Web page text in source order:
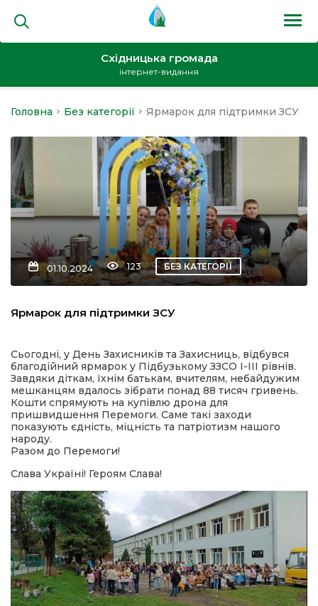
Східницька громада
інтернет-видання
Головна Без категорії Ярмарок для підтримки ЗСУ
01.10.2024 123 БЕЗ КАТЕГОРІЇ
Ярмарок для підтримки ЗСУ
Сьогодні, у День Захисників та Захисниць, відбувся
благодійний ярмарок у Підбузькому ЗЗСО І-ІІІ рівнів.
Завдяки діткам, їхнім батькам, вчителям, небайдужим
мешканцям вдалось зібрати понад 88 тисяч гривень.
Кошти спрямують на купівлю дрона для
пришвидшення Перемоги. Саме такі заходи
показують єдність, міцність та патріотизм нашого
народу.
Разом до Перемоги!
Слава Україні! Героям Слава!